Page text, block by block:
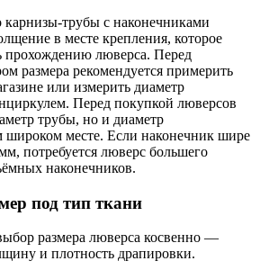
трубы с наконечниками
в месте крепления, которое
прохождению люверса. Перед
размера рекомендуется примерить
или измерить диаметр
Перед покупкой люверсов
трубы, но и диаметр
широком месте. Если наконечник шире
потребуется люверс большего
наконечников.
под тип ткани
размера люверса косвенно —
и плотность драпировки.